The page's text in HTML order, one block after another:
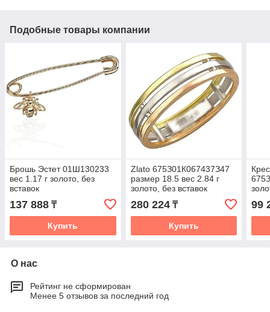
Подобные товары компании
Брошь Эстет 01Ш130233
вес 1.17 г золото, без
вставок
137 888 ₸
Купить
Zlato 675З01К067437З47
размер 18.5 вес 2.84 г
золото, без вставок
280 224₸
Купить
99
О нас
Рейтинг не сформирован
Менее 5 отзывов за последний год